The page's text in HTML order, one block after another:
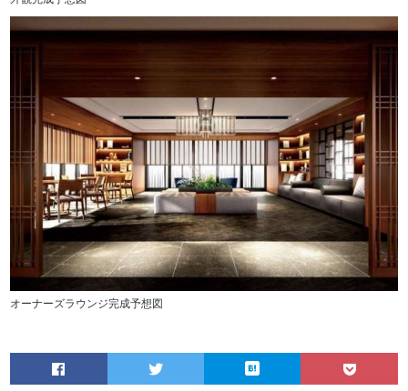
オーナーズラウンジ完成予想図